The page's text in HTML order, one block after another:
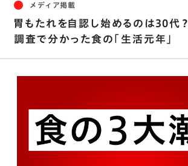
メディア掲載
胃もたれを自認し始めるのは30代？
調査で分かった食の「生活元年」